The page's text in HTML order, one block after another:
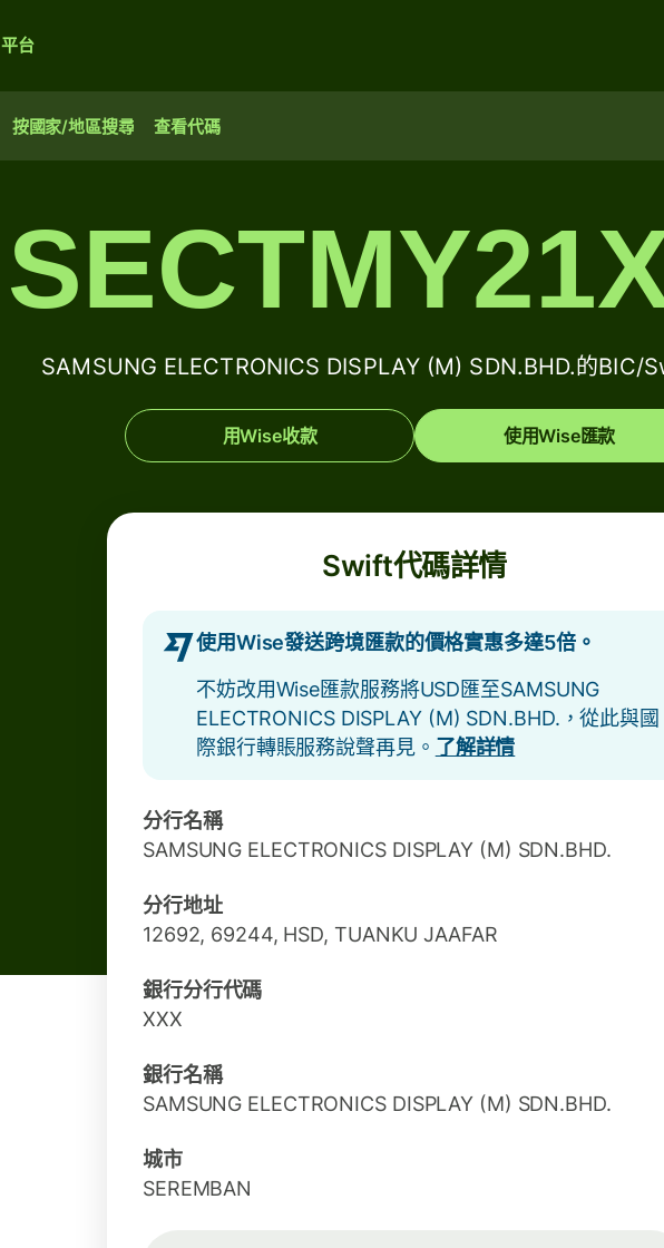
平台
按國家/地區搜尋 查看代碼
SAMSUNG ELECTRONICS DISPLAY (M) SDN.BHD.的BIC/
用Wise收款 使用Wise匯款
Swift代碼詳情
使用Wise發送跨境匯款的價格實惠多達5倍。
不妨改用Wise匯款服務將USD匯至SAMSUNG
ELECTRONICS DISPLAY (M) SDN.BHD.，從此與國
際銀行轉賬服務說聲再見。 了解詳情
分行名稱
SAMSUNG ELECTRONICS DISPLAY (M) SDN.BHD.
分行地址
12692, 69244, HSD, TUANKU JAAFAR
銀行分行代碼
XXX
銀行名稱
SAMSUNG ELECTRONICS DISPLAY (M) SDN.BHD.
城市
SEREMBAN